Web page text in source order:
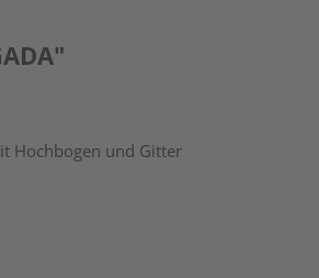
Hochbogen und Gitter